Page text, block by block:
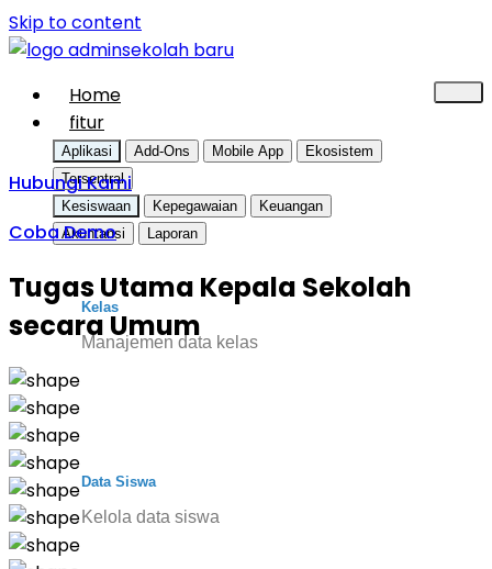
Skip to content
Home
fitur
Aplikasi Add-Ons Mobile App
Ekosistem
Tersentral
Kesiswaan
Kepegawaian
Keuangan
Akuntansi
Laporan
Kelas
Manajemen data kelas
Data Siswa
Kelola data siswa
Hubungi Kami
Coba Demo
Tugas Utama Kepala Sekolah
secara Umum